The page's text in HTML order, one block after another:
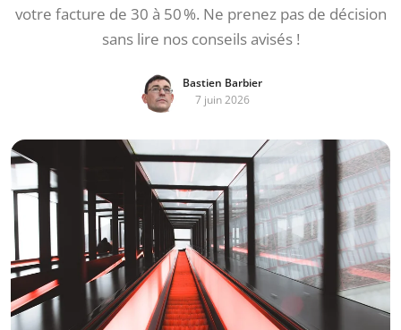
votre facture de 30 à 50 %. Ne prenez pas de décision
sans lire nos conseils avisés !
Bastien Barbier
7 juin 2026